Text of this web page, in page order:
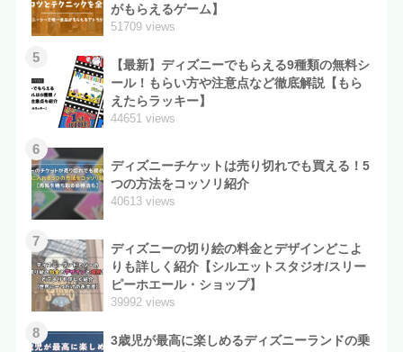
がもらえるゲーム】
51709 views
5
【最新】ディズニーでもらえる9種類の無料シ
ール！もらい方や注意点など徹底解説【もら
えたらラッキー】
44651 views
6
ディズニーチケットは売り切れでも買える！5
つの方法をコッソリ紹介
40613 views
7
ディズニーの切り絵の料金とデザインどこよ
りも詳しく紹介【シルエットスタジオ/スリー
ピーホエール・ショップ】
39992 views
8
3歳児が最高に楽しめるディズニーランドの乗